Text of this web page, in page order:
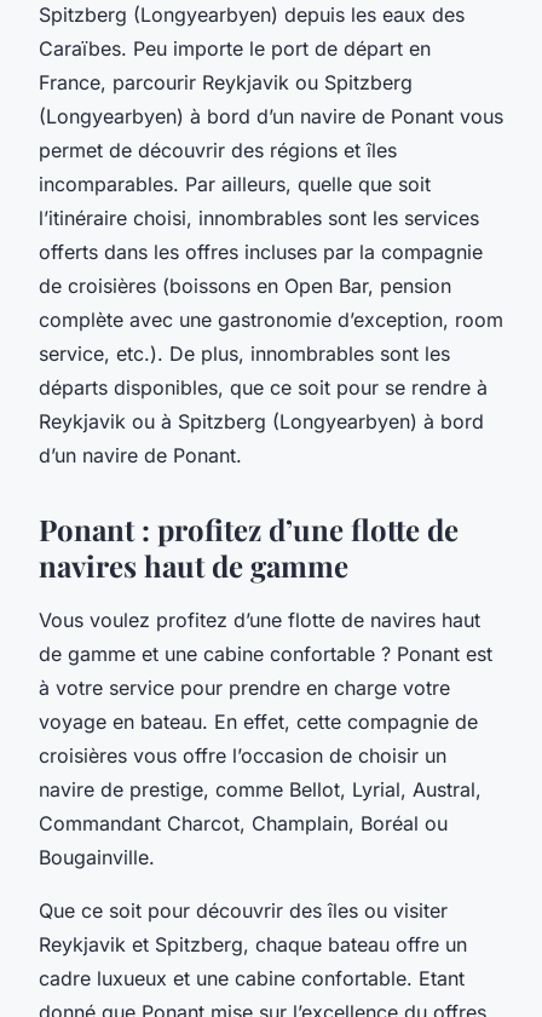
Spitzberg (Longyearbyen) depuis les eaux des
Caraïbes. Peu importe le port de départ en
France, parcourir Reykjavik ou Spitzberg
(Longyearbyen) à bord d’un navire de Ponant vous
permet de découvrir des régions et îles
incomparables. Par ailleurs, quelle que soit
l’itinéraire choisi, innombrables sont les services
offerts dans les offres incluses par la compagnie
de croisières (boissons en Open Bar, pension
complète avec une gastronomie d’exception, room
service, etc.). De plus, innombrables sont les
départs disponibles, que ce soit pour se rendre à
Reykjavik ou à Spitzberg (Longyearbyen) à bord
d’un navire de Ponant.
Ponant : profitez d’une flotte de
navires haut de gamme
Vous voulez profitez d’une flotte de navires haut
de gamme et une cabine confortable ? Ponant est
à votre service pour prendre en charge votre
voyage en bateau. En effet, cette compagnie de
croisières vous offre l’occasion de choisir un
navire de prestige, comme Bellot, Lyrial, Austral,
Commandant Charcot, Champlain, Boréal ou
Bougainville.
Que ce soit pour découvrir des îles ou visiter
Reykjavik et Spitzberg, chaque bateau offre un
cadre luxueux et une cabine confortable. Etant
donné que Ponant mise sur l’excellence du offres